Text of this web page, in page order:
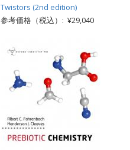
Twistors (2nd edition)
参考価格（税込）: ¥29,040